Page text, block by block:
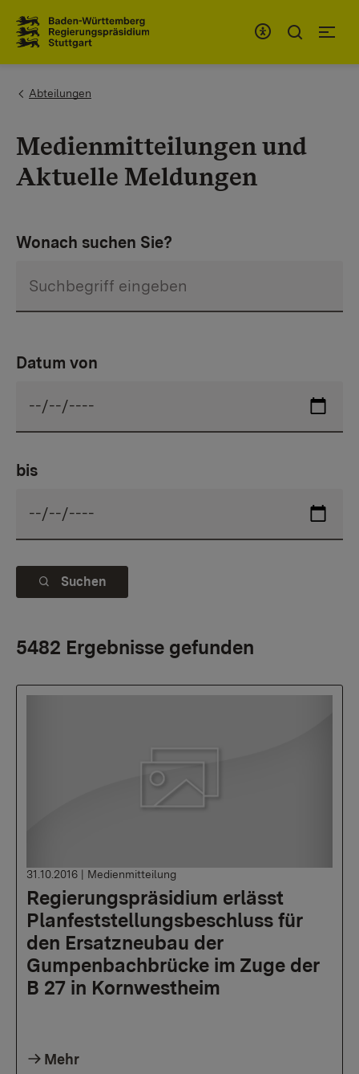
You are here:
Abteilungen
Medienmitteilungen und
Aktuelle Meldungen
Wonach suchen Sie?
Datum von
bis
Suchen
5482 Ergebnisse gefunden
Regierungspräsidium erlässt
Planfeststellungsbeschluss für
den Ersatzneubau der
Gumpenbachbrücke im Zuge der
B 27 in Kornwestheim
31.10.2016 | Medienmitteilung
Mehr